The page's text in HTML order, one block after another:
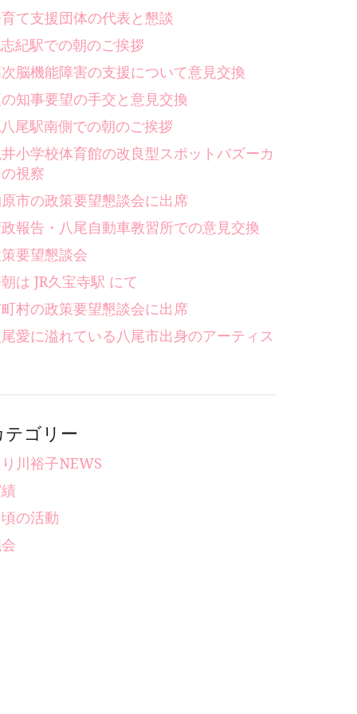
て支援団体の代表と懇談
志紀駅での朝のご挨拶
脳機能障害の支援について意見交換
知事要望の手交と意見交換
八尾駅南側での朝のご挨拶
小学校体育館の改良型スポットバズーカ
視察
市の政策要望懇談会に出席
報告・八尾自動車教習所での意見交換
要望懇談会
は JR久宝寺駅 にて
村の政策要望懇談会に出席
愛に溢れている八尾市出身のアーティス
テゴリー
川裕子NEWS
の活動